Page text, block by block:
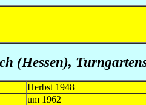
(Hessen),
Herbst 1948
um 1962